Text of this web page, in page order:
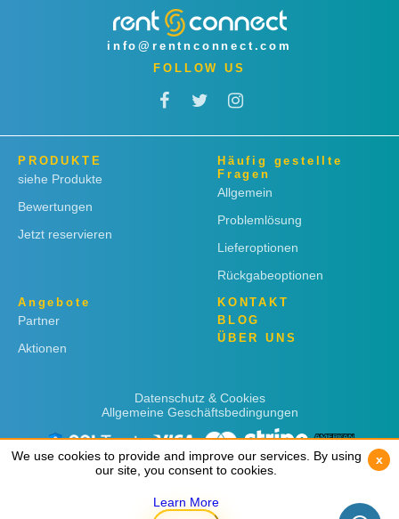
info@rentnconnect.com
FOLLOW US
PRODUKTE
siehe Produkte
Bewertungen
Jetzt reservieren
Häufig gestellte
Fragen
Allgemein
Problemlösung
Lieferoptionen
Rückgabeoptionen
Angebote
Partner
Aktionen
KONTAKT
BLOG
ÜBER UNS
Datenschutz & Cookies
Allgemeine Geschäftsbedingungen
We use cookies to provide and improve our services. By using
our site, you consent to cookies.
Learn More
x
We use cookies to provide and improve our services. By using
our site, you consent to cookies.
Learn More
x